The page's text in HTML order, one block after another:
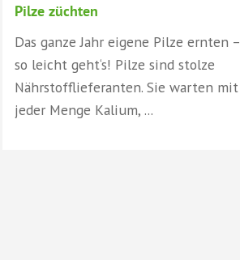
Pilze züchten
Das ganze Jahr eigene Pilze ernten –
so leicht geht‘s! Pilze sind stolze
Nährstofflieferanten. Sie warten mit
jeder Menge Kalium, ...